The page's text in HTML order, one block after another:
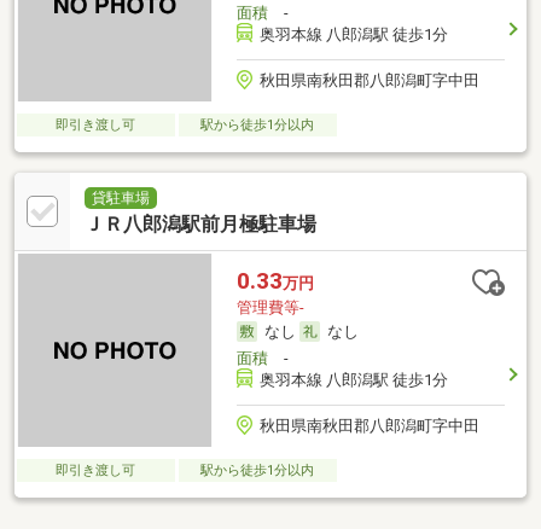
面積-
奥羽本線 八郎潟駅 徒歩1分
秋田県南秋田郡八郎潟町字中田
即引き渡し可 駅から徒歩1分以内
貸駐車場
ＪＲ八郎潟駅前月極駐車場
0.33万円
管理費等-
なし
なし
面積-
奥羽本線 八郎潟駅 徒歩1分
秋田県南秋田郡八郎潟町字中田
即引き渡し可 駅から徒歩1分以内